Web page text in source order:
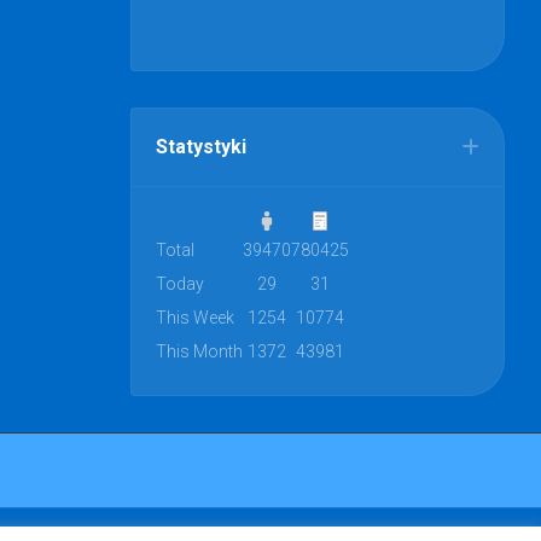
Statystyki
Total 39470780425
Today
29
31
This Week
1254 10774
This Month 1372 43981